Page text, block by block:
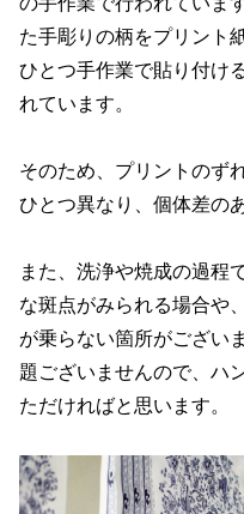
た手彫りの柄をプリント
ひとつ手作業で貼り付け
れています。
そのため、プリントのず
ひとつ異なり、個体差の
また、洗浄や焼成の過程
な斑点がみられる場合や
が乗らない箇所がござい
題ございませんので、ハ
ただければと思います。